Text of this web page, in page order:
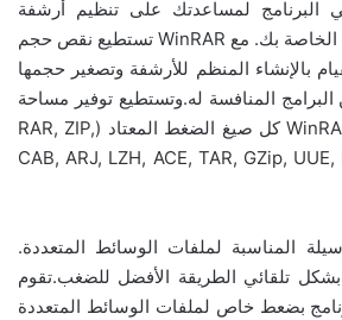
البرنامج لمساعدتك على تنظيم أرشفة
المحفوظات المضغوطة الخاصة بك. مع WinRAR تستطيع نقص حجم
بالإنشاء المنظم للأرشفة وتصغير حجمها
المنافسة له.وتستطيع توفير مساحة
القرص.ويدعم برنامج WinRAR كل صيغ الضغط المعتاد (RAR, ZIP,
CAB, ARJ, LZH, ACE, TAR, GZip,
المناسبة لملفات الوسائط المتعددة.
بشكل تلقائي الطريقة الأفضل للضغب.تقوم
بضعط خاص لملفات الوسائط المتعددة